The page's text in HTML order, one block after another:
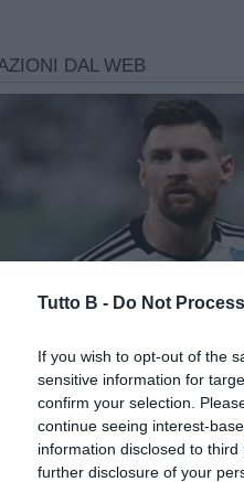
Tutto B - Do Not
If you wish to opt-out of the
sensitive information for
confirm your selection.
continue seeing interest-
information disclosed to
further disclosure of your